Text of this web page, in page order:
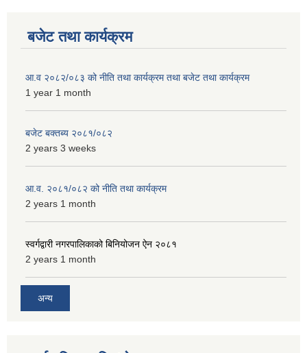
बजेट तथा कार्यक्रम
आ.व २०८२/०८३ को नीति तथा कार्यक्रम तथा बजेट तथा कार्यक्रम
1 year 1 month
बजेट बक्तब्य २०८१/०८२
2 years 3 weeks
आ.व. २०८१/०८२ को नीति तथा कार्यक्रम
2 years 1 month
स्वर्गद्वारी नगरपालिकाको बिनियोजन ऐन २०८१
2 years 1 month
अन्य